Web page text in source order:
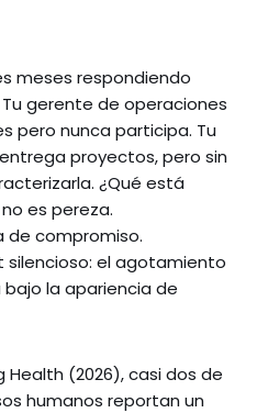
meses respondiendo
Tu gerente de operaciones
pero nunca participa. Tu
proyectos, pero sin
¿Qué está
es pereza.
de compromiso.
el agotamiento
la apariencia de
Health (2026), casi dos de
humanos reportan un